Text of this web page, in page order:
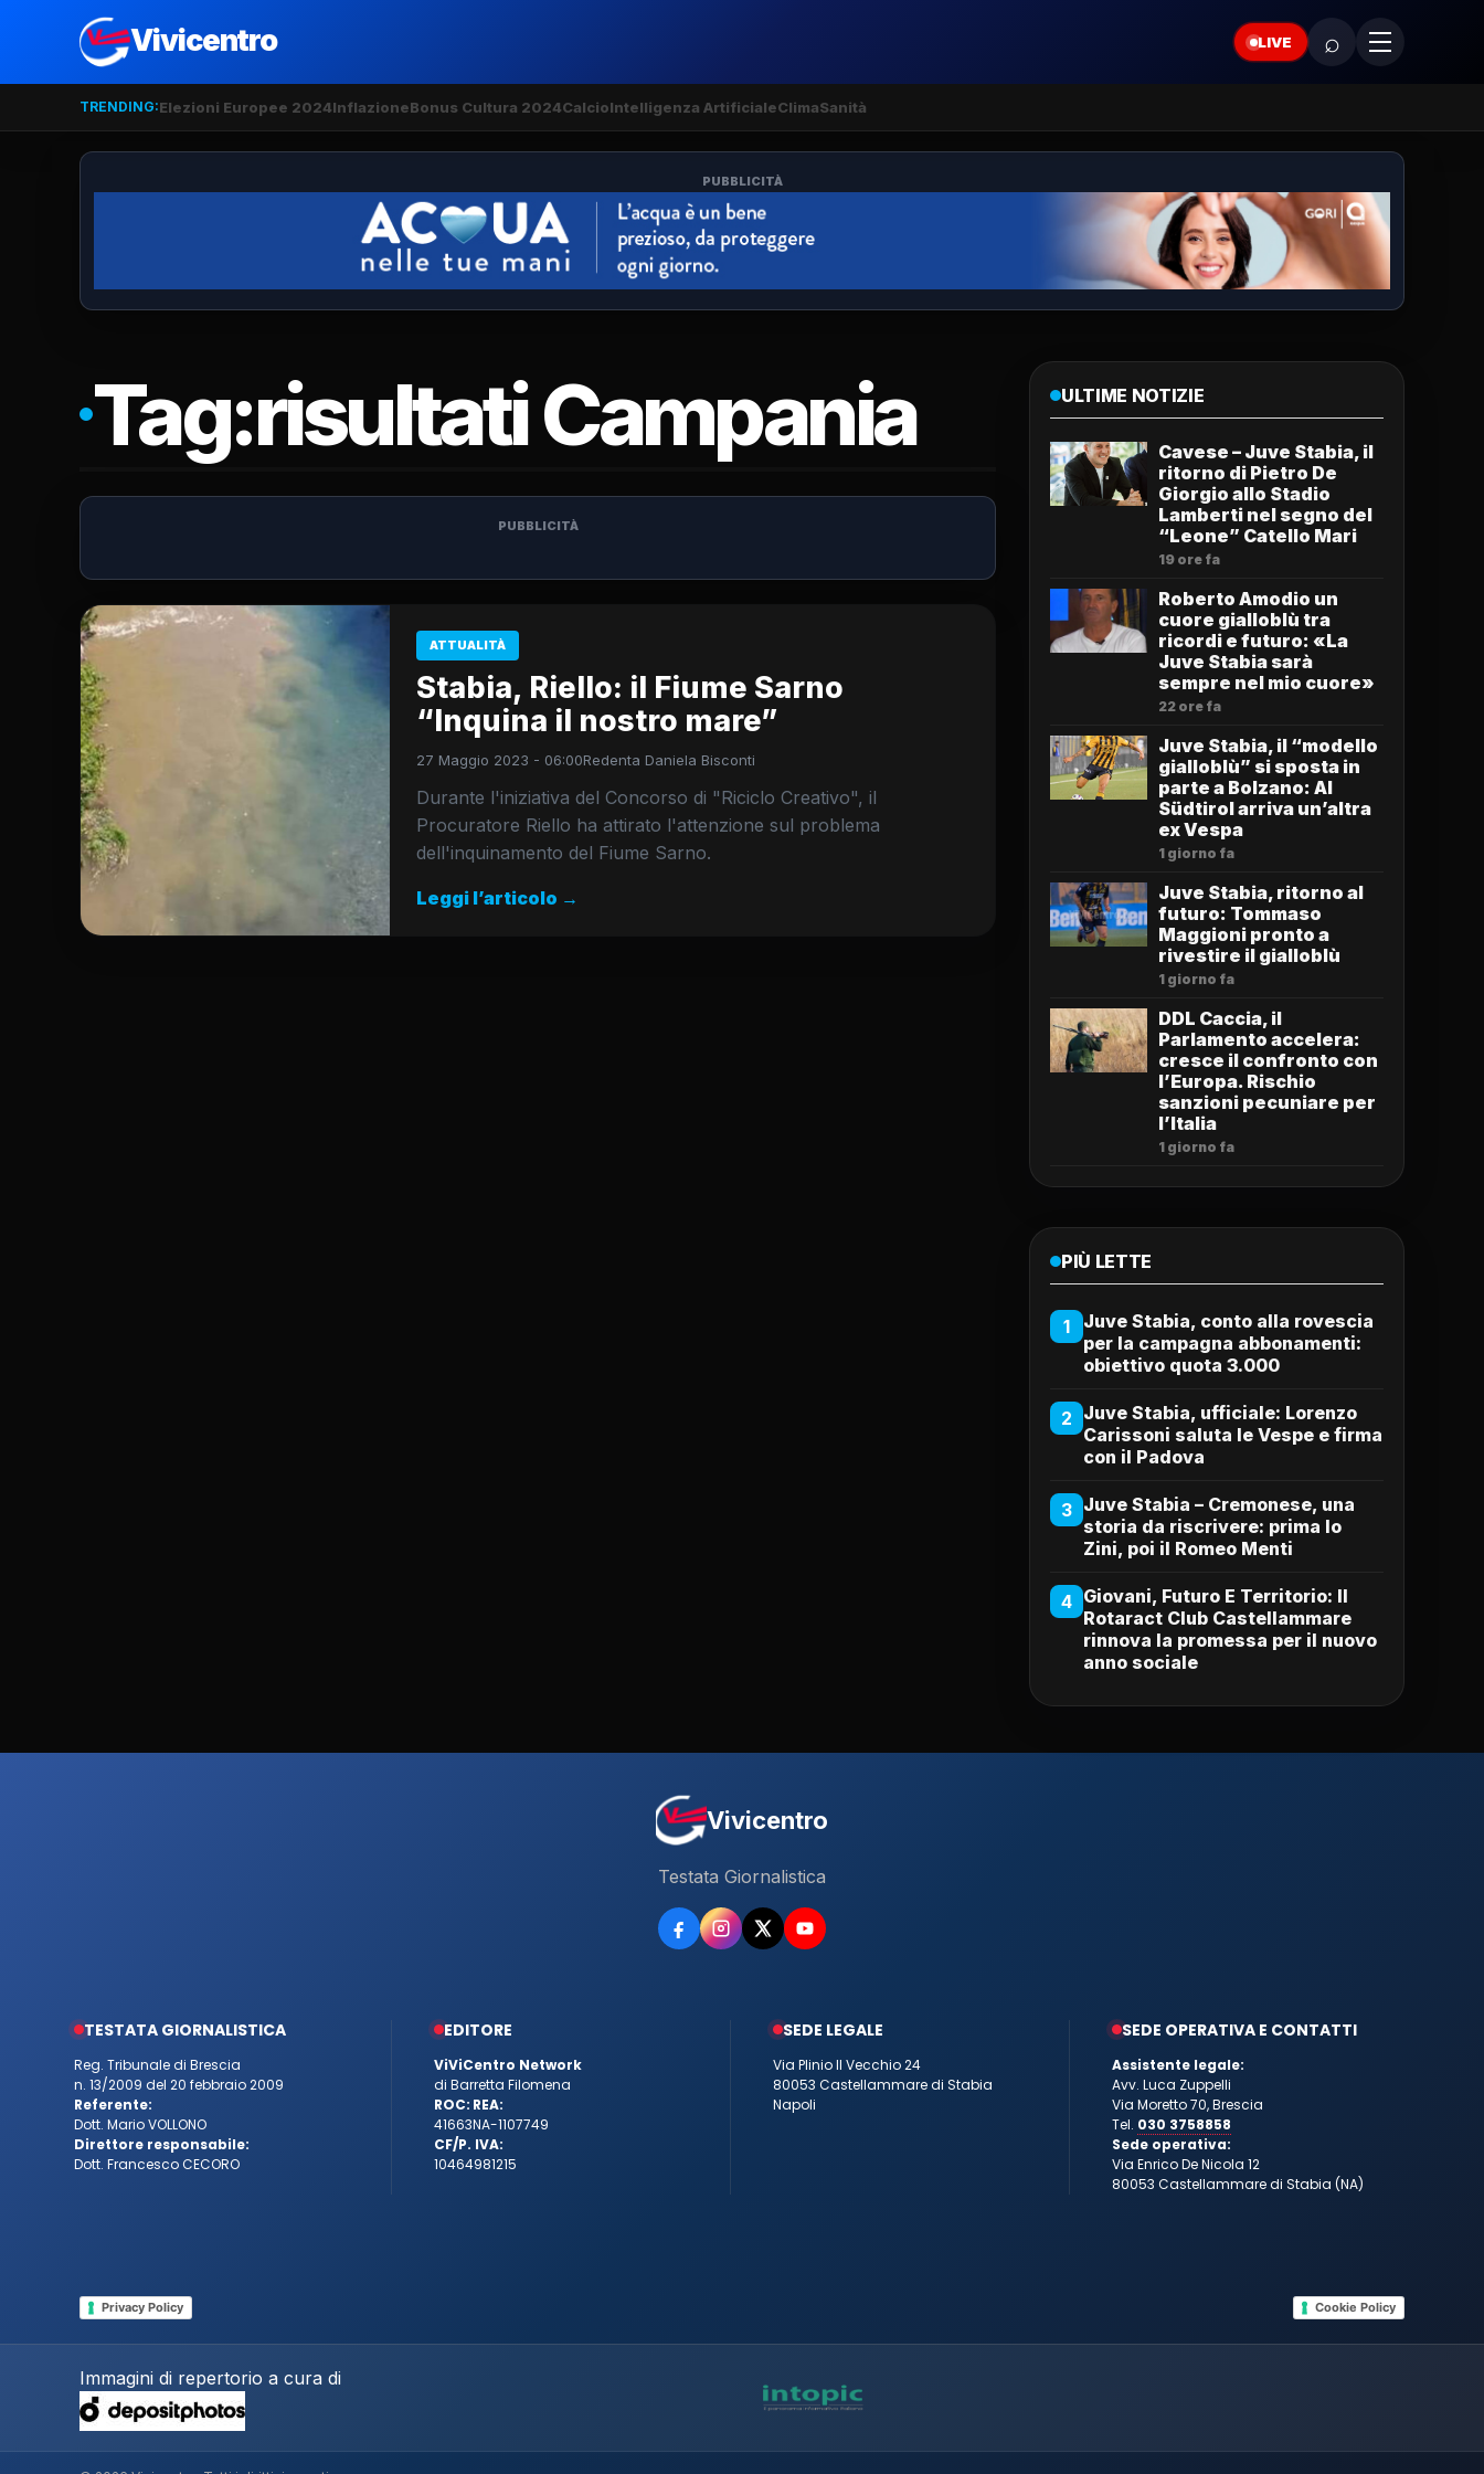
Vivicentro LIVE ⌕
TRENDING:Elezioni Europee 2024InflazioneBonus Cultura 2024CalcioIntelligenza ArtificialeClimaSanità
PUBBLICITÀ
Tag:risultati Campania
PUBBLICITÀ
ATTUALITÀ
Stabia, Riello: il Fiume Sarno
“Inquina il nostro mare”
27 Maggio 2023 - 06:00Redenta Daniela Bisconti
Durante l'iniziativa del Concorso di "Riciclo Creativo", il
Procuratore Riello ha attirato l'attenzione sul problema
dell'inquinamento del Fiume Sarno.
Leggi l’articolo →
ULTIME NOTIZIE
Cavese – Juve Stabia, il
ritorno di Pietro De
Giorgio allo Stadio
Lamberti nel segno del
“Leone” Catello Mari
19 ore fa
Roberto Amodio un
cuore gialloblù tra
ricordi e futuro: «La
Juve Stabia sarà
sempre nel mio cuore»
22 ore fa
Juve Stabia, il “modello
gialloblù” si sposta in
parte a Bolzano: Al
Südtirol arriva un’altra
ex Vespa
1 giorno fa
Juve Stabia, ritorno al
futuro: Tommaso
Maggioni pronto a
rivestire il gialloblù
1 giorno fa
DDL Caccia, il
Parlamento accelera:
cresce il confronto con
l’Europa. Rischio
sanzioni pecuniare per
l’Italia
1 giorno fa
PIÙ LETTE
1
Juve Stabia, conto alla rovescia
per la campagna abbonamenti:
obiettivo quota 3.000
2 Juve Stabia, ufficiale: Lorenzo
Carissoni saluta le Vespe e firma
con il Padova
3 Juve Stabia – Cremonese, una
storia da riscrivere: prima lo
Zini, poi il Romeo Menti
4 Giovani, Futuro E Territorio: Il
Rotaract Club Castellammare
rinnova la promessa per il nuovo
anno sociale
Vivicentro
Testata Giornalistica
TESTATA GIORNALISTICA
Reg. Tribunale di Brescia
n. 13/2009 del 20 febbraio 2009
Referente:
Dott. Mario VOLLONO
Direttore responsabile:
Dott. Francesco CECORO
EDITORE
ViViCentro Network
di Barretta Filomena
ROC:
41663
REA:
NA-1107749
CF/P. IVA:
10464981215
SEDE LEGALE
Via Plinio Il Vecchio 24
80053 Castellammare di Stabia
Napoli
SEDE OPERATIVA E CONTATTI
Assistente legale:
Avv. Luca Zuppelli
Via Moretto 70, Brescia
Tel. 030 3758858
Sede operativa:
Via Enrico De Nicola 12
80053 Castellammare di Stabia (NA)
Privacy Policy Cookie Policy
Immagini di repertorio a cura di